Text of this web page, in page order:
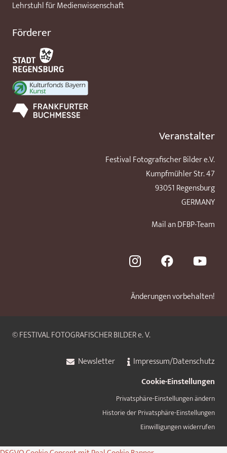
Lehrstuhl für Medienwissenschaft
Förderer
Veranstalter
Festival Fotografischer Bilder e.V.
Kumpfmühler Str. 47
93051 Regensburg
GERMANY
Mail an DFBP-Team
Änderungen vorbehalten!
© FESTIVAL FOTOGRAFISCHER BILDER e. V.
Newsletter
Impressum/Datenschutz
Cookie-Einstellungen
Privatsphäre-Einstellungen ändern
Historie der Privatsphäre-Einstellungen
Einwilligungen widerrufen